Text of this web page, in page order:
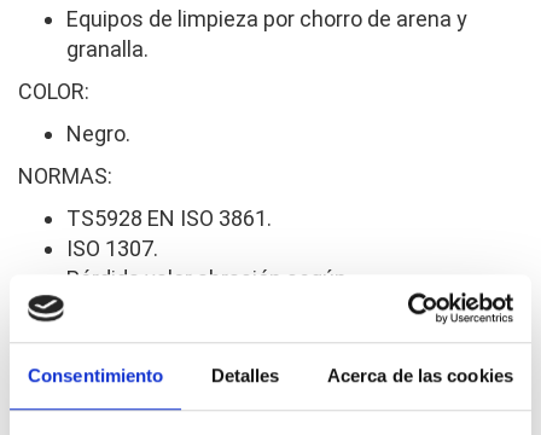
Consentimiento Detalles Acerca de las cookies
Equipos de limpieza por chorro de arena y
granalla.
COLOR:
Negro.
NORMAS:
TS5928 EN ISO 3861.
ISO 1307.
Pérdida valor abrasión según